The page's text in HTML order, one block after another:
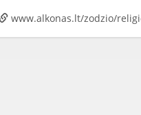
www.alkonas.lt/zodzio/